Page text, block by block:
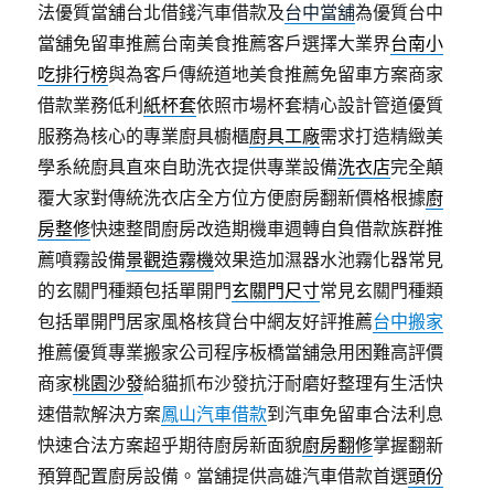
法優質當舖台北借錢汽車借款及台中當舖為優質台中
當舖免留車推薦台南美食推薦客戶選擇大業界台南小
吃排行榜與為客戶傳統道地美食推薦免留車方案商家
借款業務低利紙杯套依照市場杯套精心設計管道優質
服務為核心的專業廚具櫥櫃廚具工廠需求打造精緻美
學系統廚具直來自助洗衣提供專業設備洗衣店完全顛
覆大家對傳統洗衣店全方位方便廚房翻新價格根據廚
房整修快速整間廚房改造期機車週轉自負借款族群推
薦噴霧設備景觀造霧機效果造加濕器水池霧化器常見
的玄關門種類包括單開門玄關門尺寸常見玄關門種類
包括單開門居家風格核貸台中網友好評推薦台中搬家
推薦優質專業搬家公司程序板橋當舖急用困難高評價
商家桃園沙發給貓抓布沙發抗汙耐磨好整理有生活快
速借款解決方案鳳山汽車借款到汽車免留車合法利息
快速合法方案超乎期待廚房新面貌廚房翻修掌握翻新
預算配置廚房設備。當舖提供高雄汽車借款首選頭份